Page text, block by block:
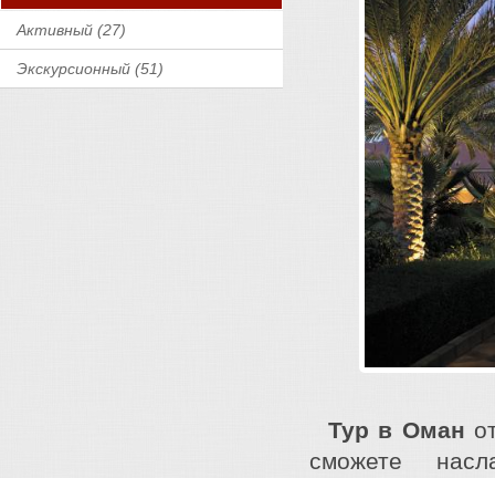
Активный (27)
Экскурсионный (51)
Тур в Оман
сможете